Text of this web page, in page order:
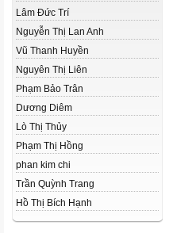
Lâm Đức Trí
Nguyễn Thị Lan Anh
Vũ Thanh Huyền
Nguyên Thị Liên
Phạm Bảo Trân
Dương Diêm
Lò Thị Thủy
Phạm Thị Hồng
phan kim chi
Trần Quỳnh Trang
Hồ Thị Bích Hạnh